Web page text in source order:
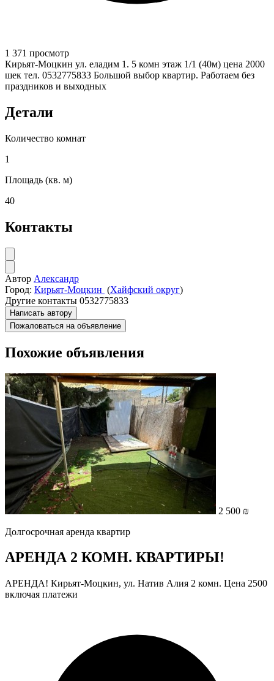
1 371 просмотр
Кирьят-Моцкин ул. еладим 1. 5 комн этаж 1/1 (40м) цена 2000
шек тел. 0532775833 Большой выбор квартир. Работаем без
праздников и выходных
Детали
Количество комнат
1
Площадь (кв. м)
40
Контакты
Автор Александр
Город: Кирьят-Моцкин (Хайфский округ)
Другие контакты 0532775833
Написать автору
Пожаловаться на объявление
Похожие объявления
2 500 ₪
Долгосрочная аренда квартир
АРЕНДА 2 КОМН. КВАРТИРЫ!
АРЕНДА! Кирьят-Моцкин, ул. Натив Алия 2 комн. Цена 2500
включая платежи